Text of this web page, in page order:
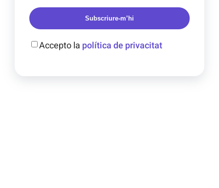
Subscriure-m’hi
Accepto la política de privacitat